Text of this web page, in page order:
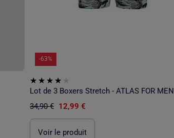
-63%
Lot de 3 Boxers Stretch - ATLAS FOR MEN
34,90 € 12,99 €
Voir le produit